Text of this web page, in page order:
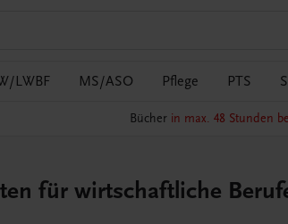
LWBF MS/ASO Pflege PTS
Bücher in max. 48 Stunden
für wirtschaftliche